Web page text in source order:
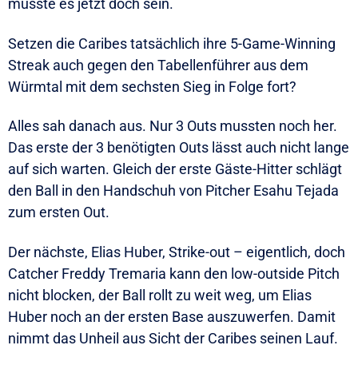
musste es jetzt doch sein.
Setzen die Caribes tatsächlich ihre 5-Game-Winning
Streak auch gegen den Tabellenführer aus dem
Würmtal mit dem sechsten Sieg in Folge fort?
Alles sah danach aus. Nur 3 Outs mussten noch her.
Das erste der 3 benötigten Outs lässt auch nicht lange
auf sich warten. Gleich der erste Gäste-Hitter schlägt
den Ball in den Handschuh von Pitcher Esahu Tejada
zum ersten Out.
Der nächste, Elias Huber, Strike-out – eigentlich, doch
Catcher Freddy Tremaria kann den low-outside Pitch
nicht blocken, der Ball rollt zu weit weg, um Elias
Huber noch an der ersten Base auszuwerfen. Damit
nimmt das Unheil aus Sicht der Caribes seinen Lauf.